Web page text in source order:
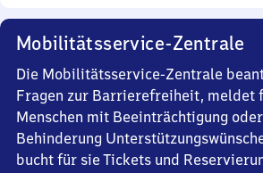
Mobilitätsservice-Zentrale
Die Mobilitätsservice-Zentrale
Fragen zur Barrierefreiheit, meldet
Menschen mit Beeinträchtigung oder
Behinderung
bucht für sie Tickets und